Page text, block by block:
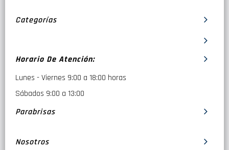
Categorías
Horario De Atención:
Lunes - Viernes 9:00 a 18:00 horas
Sábados 9:00 a 13:00
Parabrisas
Nosotros